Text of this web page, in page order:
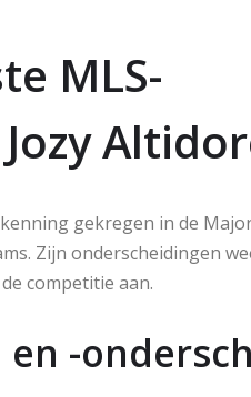
MLS-
gekregen in de
Zijn onderscheidingen
competitie aan.
-